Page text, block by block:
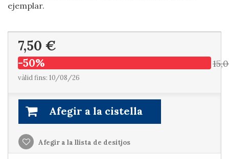
ejemplar.
7,50 €
-50%
vàlid fins: 10/08/26
Afegir a la cistella
Afegir a la llista de desitjos